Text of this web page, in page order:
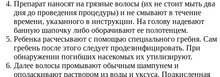
Препарат наносят на грязные волосы (их не стоит мыть два
дня до проведения процедуры) и не смывают в течение
времени, указанного в инструкции. На голову надевают
банную шапочку либо оборачивают ее полотенцем.
Ребенка расчесывают с помощью специального гребня. Сам
гребень после этого следует продезинфицировать. При
обнаружении погибших насекомых их утилизируют.
Далее волосы промывают обычным шампунем и
ополаскивают раствором из воды и уксуса. Подкисленная